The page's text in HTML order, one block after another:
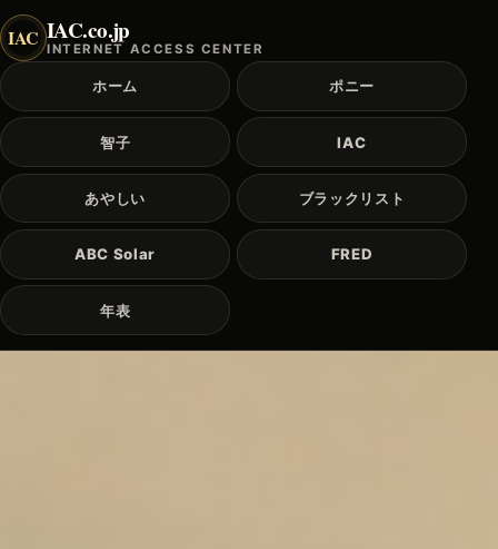
IAC IAC.co.jp
INTERNET ACCESS CENTER
ホーム ポニー
智子 IAC
あやしい ブラックリスト
ABC Solar FRED
年表